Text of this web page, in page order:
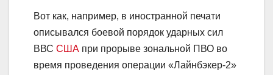
Вот как, например, в иностранной печати
описывался боевой порядок ударных сил
ВВС США при прорыве зональной ПВО во
время проведения операции «Лайнбэкер-2»